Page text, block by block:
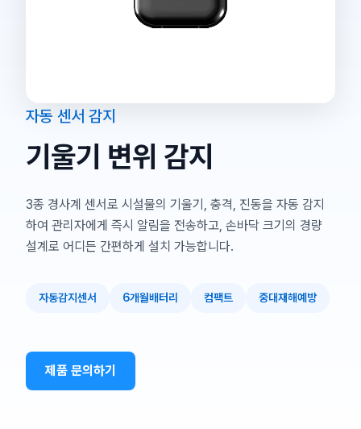
자동 센서 감지
기울기 변위 감지
3종 경사계 센서로 시설물의 기울기, 충격, 진동을 자동 감지
하여 관리자에게 즉시 알림을 전송하고, 손바닥 크기의 경량
설계로 어디든 간편하게 설치 가능합니다.
자동감지센서 6개월배터리 컴팩트 중대재해예방
제품 문의하기